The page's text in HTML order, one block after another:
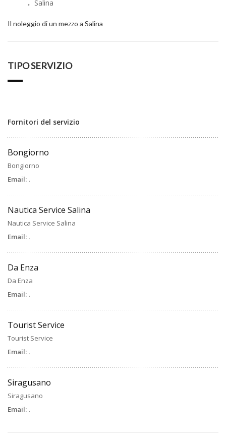
Salina
Il noleggio di un mezzo a Salina
TIPO SERVIZIO
Fornitori del servizio
Bongiorno
Bongiorno
Email: .
Nautica Service Salina
Nautica Service Salina
Email: .
Da Enza
Da Enza
Email: .
Tourist Service
Tourist Service
Email: .
Siragusano
Siragusano
Email: .